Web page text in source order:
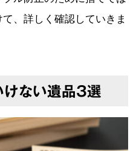
、詳しく確認していきま
ない遺品3選